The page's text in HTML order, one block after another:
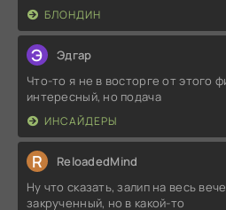
БЛОНДИН
Э Эдгар
Что-то я не в восторге от этого
интересный, но подача
ИНСАЙДЕРЫ
R ReloadedMind
Ну что сказать, залип на весь
закрученный, но в какой-то